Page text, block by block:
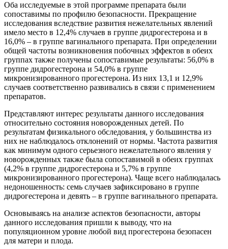
Оба исследуемые в этой программе препарата были
сопоставимы по профилю безопасности. Прекращение
исследования вследствие развития нежелательных явлений
имело место в 12,4% случаев в группе дидрогестерона и в
16,0% – в группе вагинального препарата. При определении
общей частоты возникновения побочных эффектов в обеих
группах также получены сопоставимые результаты: 56,0% в
группе дидрогестерона и 54,0% в группе
микронизированного прогестерона. Из них 13,1 и 12,9%
случаев соответственно развивались в связи с применением
препаратов.
Представляют интерес результаты данного исследования
относительно состояния новорожденных детей. По
результатам физикального обследования, у большинства из
них не наблюдалось отклонений от нормы. Частота развития
как минимум одного серьезного нежелательного явления у
новорожденных также была сопоставимой в обеих группах
(4,2% в группе дидрогестерона и 5,7% в группе
микронизированного прогестерона). Чаще всего наблюдалась
недоношенность: семь случаев зафиксировано в группе
дидрогестерона и девять – в группе вагинального препарата.
Основываясь на анализе аспектов безопасности, авторы
данного исследования пришли к выводу, что на
популяционном уровне любой вид прогестерона безопасен
для матери и плода.